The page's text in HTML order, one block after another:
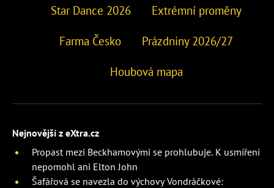
Star Dance 2026 Extrémní proměny
Farma Česko Prázdniny 2026/27
Houbová mapa
Nejnovější z eXtra.cz
Propast mezi Beckhamovými se prohlubuje. K usmíření
nepomohl ani Elton John
Šafářová se navezla do výchovy Vondráčkové: